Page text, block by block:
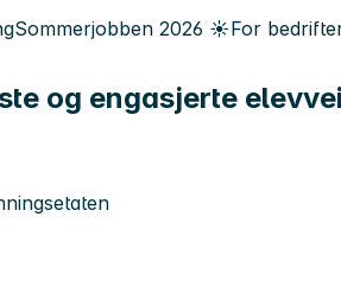
Sommerjobben 2026 ☀️For
og engasjerte